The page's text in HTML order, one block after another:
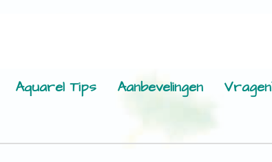
Aquarel Tips Aanbevelingen